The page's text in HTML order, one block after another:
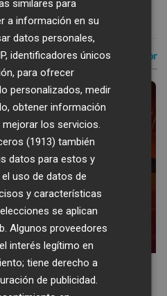
la vieja escuela ¡Cómo los de
similares para
a información en su
datos personales,
identificadores únicos
para ofrecer
personalizados, medir
obtener información
los servicios.
(1913) también
datos para estos y
uso de datos de
y características
se aplican
Algunos proveedores
interés legítimo en
tiene derecho a
de publicidad.